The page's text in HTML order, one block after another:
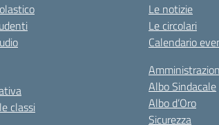
classi
Le notizie
Le circolari
Calendario
Albo Sindacale
Albo d’Oro
Sicurezza